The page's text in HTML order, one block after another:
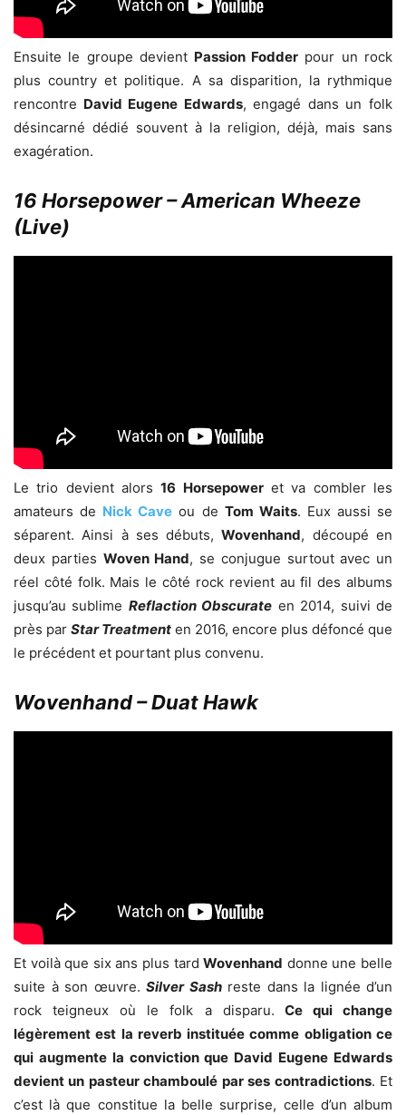
Ensuite le groupe devient Passion Fodderpour un rock
plus country et politique. A sa disparition, la rythmique
rencontre David Eugene Edwards, engagé dans un folk
désincarné dédié souvent à la religion, déjà, mais sans
exagération.
16 Horsepower – American Wheeze
(Live)
Le trio devient alors16 Horsepoweret va combler les
amateurs de Nick Cave ou de Tom Waits. Eux aussi se
séparent. Ainsi à ses débuts,Wovenhand, découpé en
deux parties Woven Hand, se conjugue surtout avec un
réel côté folk. Mais le côté rock revient au fil des albums
jusqu’au sublime Reflaction Obscurate en 2014, suivi de
près par Star Treatment en 2016, encore plus défoncé que
le précédent et pourtant plus convenu.
Wovenhand – Duat Hawk
Et voilà que six ans plus tardWovenhand donne une belle
suite à son œuvre. Silver Sashreste dans la lignée d’un
rock teigneux où le folk a disparu. Ce qui change
légèrement est la reverb instituée comme obligation ce
qui augmente la conviction que David Eugene Edwards
devient un pasteur chamboulé par ses contradictions. Et
c’est là que constitue la belle surprise, celle d’un album